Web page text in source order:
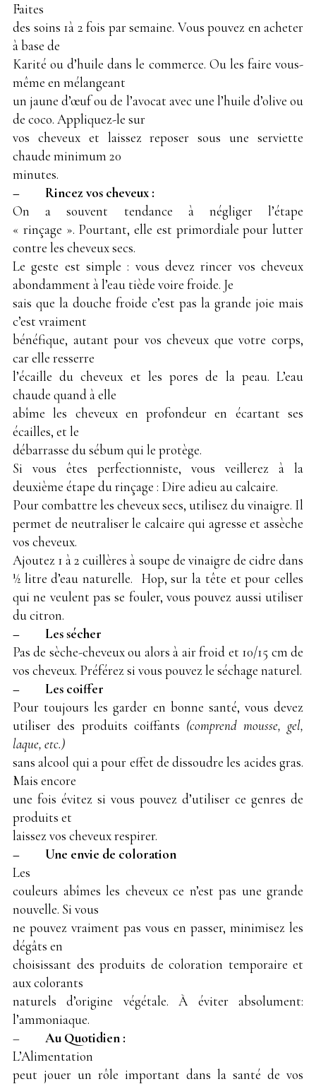
Faites
des soins 1à 2 fois par semaine. Vous pouvez en acheter
à base de
Karité ou d’huile dans le commerce. Ou les faire vous-
même en mélangeant
un jaune d’œuf ou de l’avocat avec une l’huile d’olive ou
de coco. Appliquez-le sur
vos cheveux et laissez reposer sous une serviette
chaude minimum 20
minutes.
– Rincez vos cheveux :
On a souvent tendance à négliger l’étape
« rinçage ». Pourtant, elle est primordiale pour lutter
contre les cheveux secs.
Le geste est simple : vous devez rincer vos cheveux
abondamment à l’eau tiède voire froide. Je
sais que la douche froide c’est pas la grande joie mais
c’est vraiment
bénéfique, autant pour vos cheveux que votre corps,
car elle resserre
l’écaille du cheveux et les pores de la peau. L’eau
chaude quand à elle
abîme les cheveux en profondeur en écartant ses
écailles, et le
débarrasse du sébum qui le protège.
Si vous êtes perfectionniste, vous veillerez à la
deuxième étape du rinçage : Dire adieu au calcaire.
Pour combattre les cheveux secs, utilisez du vinaigre. Il
permet de neutraliser le calcaire qui agresse et assèche
vos cheveux.
Ajoutez 1 à 2 cuillères à soupe de vinaigre de cidre dans
½ litre d’eau naturelle. Hop, sur la tête et pour celles
qui ne veulent pas se fouler, vous pouvez aussi utiliser
du citron.
– Les sécher
Pas de sèche-cheveux ou alors à air froid et 10/15 cm de
vos cheveux. Préférez si vous pouvez le séchage naturel.
– Les coiffer
Pour toujours les garder en bonne santé, vous devez
utiliser des produits coiffants (comprend mousse, gel,
laque, etc.)
sans alcool qui a pour effet de dissoudre les acides gras.
Mais encore
une fois évitez si vous pouvez d’utiliser ce genres de
produits et
laissez vos cheveux respirer.
– Une envie de coloration
Les
couleurs abîmes les cheveux ce n’est pas une grande
nouvelle. Si vous
ne pouvez vraiment pas vous en passer, minimisez les
dégâts en
choisissant des produits de coloration temporaire et
aux colorants
naturels d’origine végétale. À éviter absolument:
l’ammoniaque.
– Au Quotidien :
L’Alimentation
peut jouer un rôle important dans la santé de vos